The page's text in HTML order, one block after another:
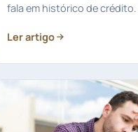
fala em histórico de crédito.
Ler artigo